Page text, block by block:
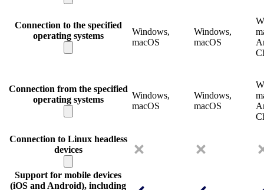
Connection to the specified
operating systems
Windows,
macOS
Windows,
macOS
Connection from the specified
operating systems
Windows,
macOS
Windows,
macOS
Connection to Linux headless
devices
Support for mobile devices
(iOS and Android), including